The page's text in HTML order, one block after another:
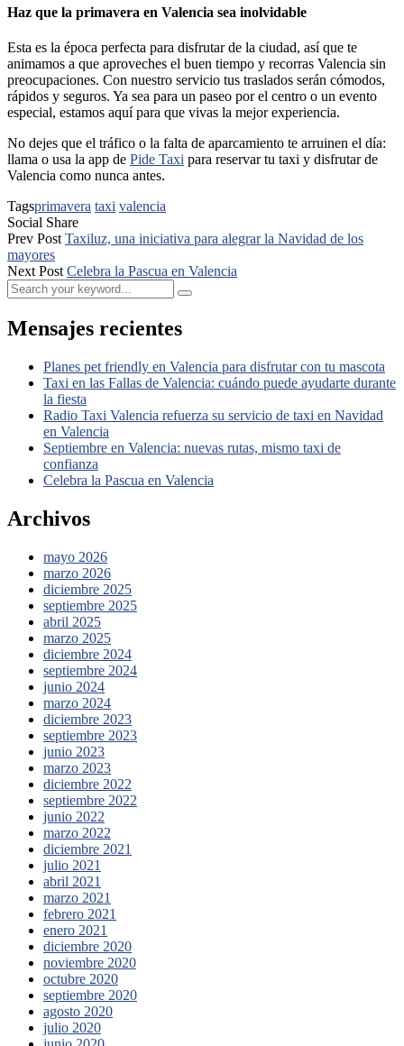
Haz que la primavera en Valencia sea inolvidable
Esta es la época perfecta para disfrutar de la ciudad, así que te
animamos a que aproveches el buen tiempo y recorras Valencia sin
preocupaciones. Con nuestro servicio tus traslados serán cómodos,
rápidos y seguros. Ya sea para un paseo por el centro o un evento
especial, estamos aquí para que vivas la mejor experiencia.
No dejes que el tráfico o la falta de aparcamiento te arruinen el día:
llama o usa la app de Pide Taxi para reservar tu taxi y disfrutar de
Valencia como nunca antes.
Tagsprimavera taxi valencia
Social Share
Prev Post Taxiluz, una iniciativa para alegrar la Navidad de los
mayores
Next Post Celebra la Pascua en Valencia
Mensajes recientes
Planes pet friendly en Valencia para disfrutar con tu mascota
Taxi en las Fallas de Valencia: cuándo puede ayudarte durante
la fiesta
Radio Taxi Valencia refuerza su servicio de taxi en Navidad
en Valencia
Septiembre en Valencia: nuevas rutas, mismo taxi de
confianza
Celebra la Pascua en Valencia
Archivos
mayo 2026
marzo 2026
diciembre 2025
septiembre 2025
abril 2025
marzo 2025
diciembre 2024
septiembre 2024
junio 2024
marzo 2024
diciembre 2023
septiembre 2023
junio 2023
marzo 2023
diciembre 2022
septiembre 2022
junio 2022
marzo 2022
diciembre 2021
julio 2021
abril 2021
marzo 2021
febrero 2021
enero 2021
diciembre 2020
noviembre 2020
octubre 2020
septiembre 2020
agosto 2020
julio 2020